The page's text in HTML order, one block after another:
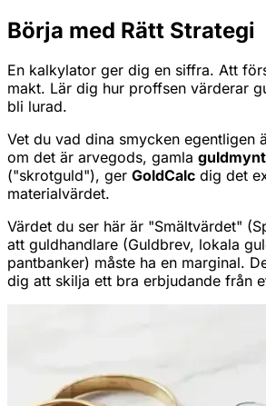
Börja med Rätt Strategi
En kalkylator ger dig en siffra. Att
makt. Lär dig hur proffsen värderar
bli lurad.
Vet du vad dina smycken egentligen
om det är arvegods, gamla guldmynt
("skrotguld"), ger GoldCalc dig det
materialvärdet.
Värdet du ser här är "Smältvärdet"
att guldhandlare (Guldbrev, lokala
pantbanker) måste ha en marginal.
dig att skilja ett bra erbjudande från